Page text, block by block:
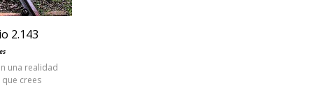
2.143
una realidad
crees